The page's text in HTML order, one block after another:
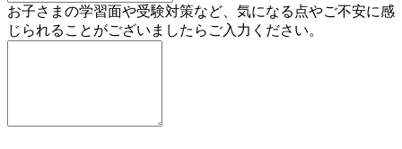
お子さまの学習面や受験対策など、気になる点やご不安に感
じられることがございましたらご入力ください。